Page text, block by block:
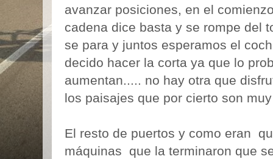
avanzar posiciones, en el
cadena dice basta y se rompe del
se para y juntos esperamos el
decido hacer la corta ya que lo
aumentan..... no hay otra que
los paisajes que por cierto son
El resto de puertos y como eran
máquinas que la terminaron que